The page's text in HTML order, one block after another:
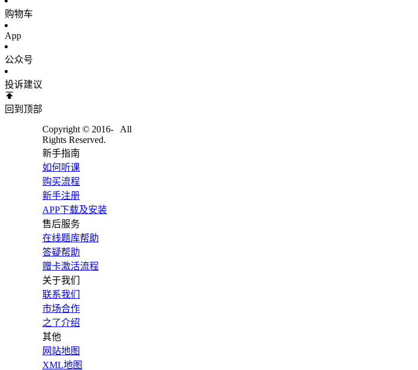
购物车
App
公众号
投诉建议
回到顶部
Copyright © 2016-
All
Rights Reserved.
新手指南
如何听课
购买流程
新手注册
APP下载及安装
售后服务
在线题库帮助
答疑帮助
赠卡激活流程
关于我们
联系我们
市场合作
之了介绍
其他
网站地图
XML地图